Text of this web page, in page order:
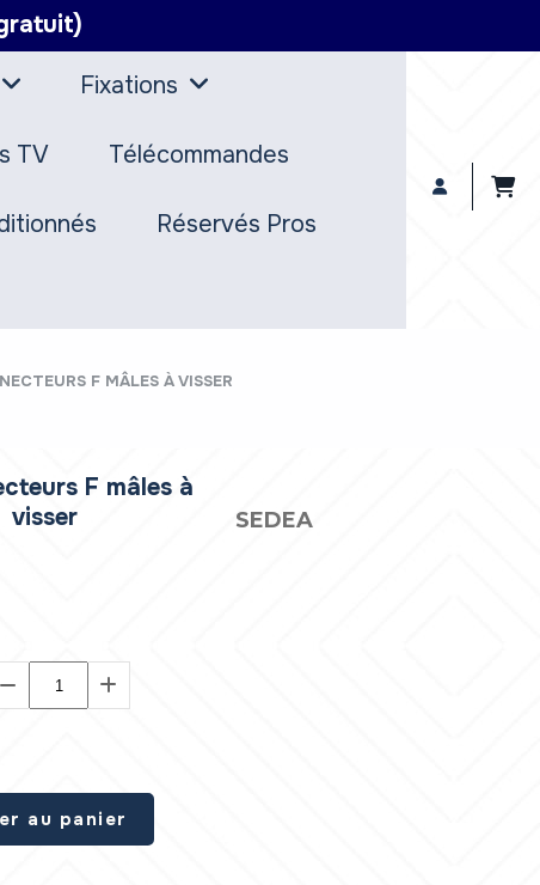
Fixations
TV Télécommandes
Réservés Pros
F MÂLES À VISSER
F mâles à
visser
SEDEA
au panier